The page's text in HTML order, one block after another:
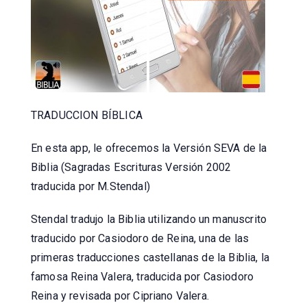
TRADUCCION BÍBLICA
En esta app, le ofrecemos la Versión SEVA de la
Biblia (Sagradas Escrituras Versión 2002
traducida por M.Stendal)
Stendal tradujo la Biblia utilizando un manuscrito
traducido por Casiodoro de Reina, una de las
primeras traducciones castellanas de la Biblia, la
famosa Reina Valera, traducida por Casiodoro
Reina y revisada por Cipriano Valera.